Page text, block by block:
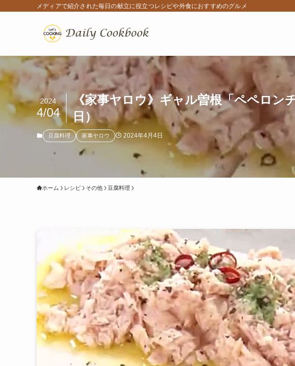
メディアで紹介された毎日の献立に役立つレシピや外食におすすめのグルメ
《家事ヤロウ》ギャル曽根「ペペロン
日）
2024
4/04
豆腐料理 家事ヤロウ 2024年4月4日
ホーム レシピ その他 豆腐料理